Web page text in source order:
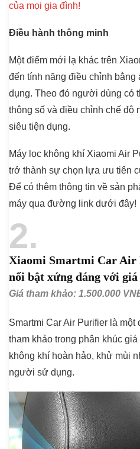
của mọi gia đình!
Điều hành thông minh
Một điểm mới lạ khác trên
đến tính năng điều chỉnh bằng
dụng. Theo đó người dùng có
thông số và điều chỉnh chế độ
siêu tiện dụng.
Máy lọc không khí Xiaomi Air
trở thành sự chọn lựa ưu tiên
Để có thêm thông tin về sản
máy qua đường link dưới đây!
2
Xiaomi Smartmi Car Air
nổi bật xứng đáng với
Giá tham khảo: 1.500.000
Smartmi Car Air Purifier là
tham khảo trong phân khúc
không khí hoàn hảo, khử mùi
người sử dụng.